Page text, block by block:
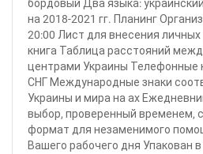
бордовый Два языка:
на 2018-2021 гг. Планинг
20:00 Лист для внесения
книга Таблица расстояний
центрами Украины Телефонные
СНГ Международные знаки
Украины и мира на ах
выбор, проверенный временем,
формат для незаменимого
Вашего рабочего дня Упакован